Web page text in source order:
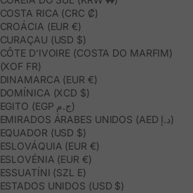
COSTA RICA (CRC ₡)
CROÁCIA (EUR €)
CURAÇAU (USD $)
CÔTE D’IVOIRE (COSTA DO MARFIM)
(XOF FR)
DINAMARCA (EUR €)
DOMÍNICA (XCD $)
EGITO (EGP ج.م)
EMIRADOS ÁRABES UNIDOS (AED د.إ)
EQUADOR (USD $)
ESLOVÁQUIA (EUR €)
ESLOVÉNIA (EUR €)
ESSUATÍNI (SZL E)
ESTADOS UNIDOS (USD $)